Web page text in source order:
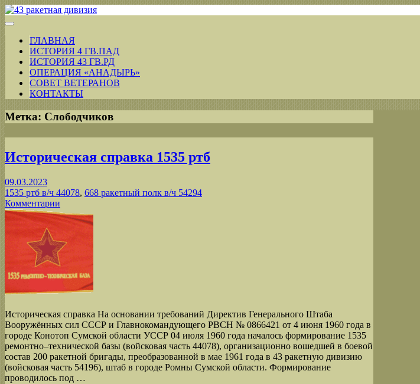
ГЛАВНАЯ
ИСТОРИЯ 4 ГВ.ПАД
ИСТОРИЯ 43 ГВ.РД
ОПЕРАЦИЯ «АНАДЫРЬ»
СОВЕТ ВЕТЕРАНОВ
КОНТАКТЫ
Метка: Слободчиков
Историческая справка 1535 ртб
09.03.2023
1535 ртб в/ч 44078, 668 ракетный полк в/ч 54294
Комментарии
Историческая справка На основании требований Директив Генерального Штаба
Вооружённых сил СССР и Главнокомандующего РВСН № 0866421 от 4 июня 1960 года в
городе Конотоп Сумской области УССР 04 июля 1960 года началось формирование 1535
ремонтно‒технической базы (войсковая часть 44078), организационно вошедшей в боевой
состав 200 ракетной бригады, преобразованной в мае 1961 года в 43 ракетную дивизию
(войсковая часть 54196), штаб в городе Ромны Сумской области. Формирование
проводилось под …